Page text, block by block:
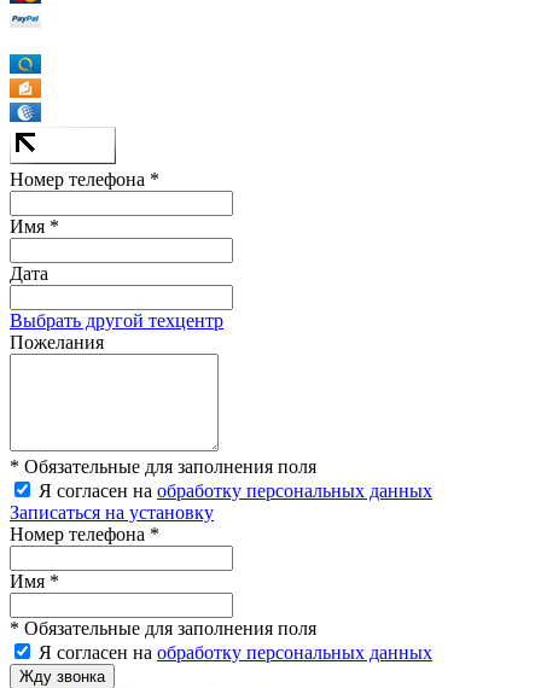
Номер телефона *
Имя *
Дата
Выбрать другой техцентр
Пожелания
* Обязательные для заполнения поля
Я согласен на обработку персональных данных
Записаться на установку
Номер телефона *
Имя *
* Обязательные для заполнения поля
Я согласен на обработку персональных данных
Жду звонка